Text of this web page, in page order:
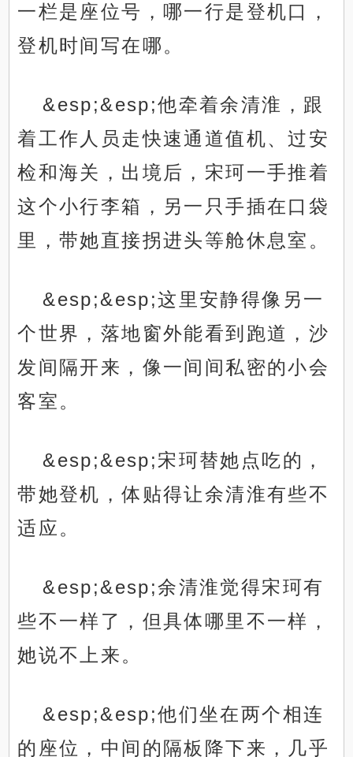
一栏是座位号，哪一行是登机口，
登机时间写在哪。
&esp;&esp;他牵着余清淮，跟
着工作人员走快速通道值机、过安
检和海关，出境后，宋珂一手推着
这个小行李箱，另一只手插在口袋
里，带她直接拐进头等舱休息室。
&esp;&esp;这里安静得像另一
个世界，落地窗外能看到跑道，沙
发间隔开来，像一间间私密的小会
客室。
&esp;&esp;宋珂替她点吃的，
带她登机，体贴得让余清淮有些不
适应。
&esp;&esp;余清淮觉得宋珂有
些不一样了，但具体哪里不一样，
她说不上来。
&esp;&esp;他们坐在两个相连
的座位，中间的隔板降下来，几乎